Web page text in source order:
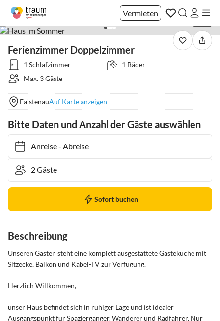
Vermieten
Ferienzimmer Doppelzimmer
1 Schlafzimmer
1 Bäder
Max. 3 Gäste
FaistenauAuf Karte anzeigen
Bitte Daten und Anzahl der Gäste auswählen
Anreise- Abreise
Sofort buchen
Beschreibung
Unseren Gästen steht eine komplett ausgestattete Gästeküche mit
Sitzecke, Balkon und Kabel-TV zur Verfügung.
Herzlich Willkommen,
unser Haus befindet sich in ruhiger Lage und ist idealer
Ausgangspunkt für Spaziergänger, Wanderer und Radfahrer. Nur